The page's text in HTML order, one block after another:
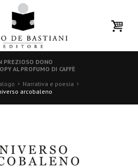
PREZIOSO DONO
AL PROFUMO DI CAFFÈ
Narrativa e poesia
arcobaleno